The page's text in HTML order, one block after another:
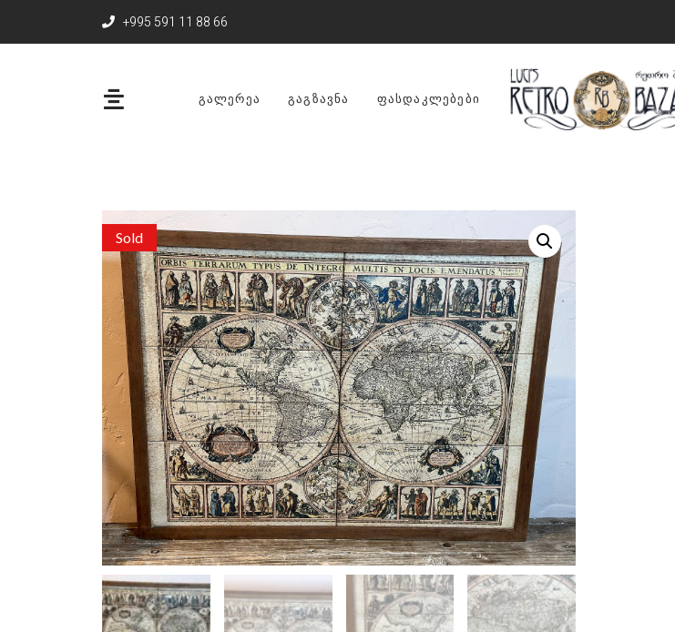
+995 591 11 88 66
ᲒᲐᲚᲔᲠᲔᲐ ᲒᲐᲒᲖᲐᲕᲜᲐ ᲤᲐᲡᲓᲐᲙᲚᲔᲑᲔᲑᲘ
Sold